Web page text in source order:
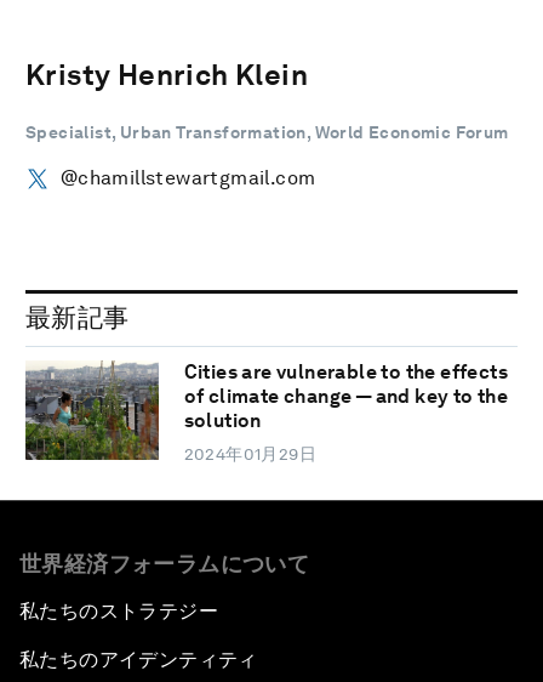
Kristy Henrich Klein
Specialist, Urban Transformation, World Economic Forum
@chamillstewartgmail.com
最新記事
Cities are vulnerable to the effects
of climate change — and key to the
solution
2024年01月29日
世界経済フォーラムについて
私たちのストラテジー
私たちのアイデンティティ